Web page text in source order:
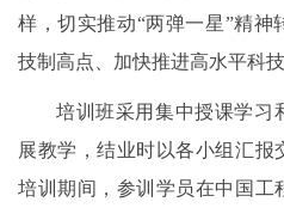
样，切实推动“两弹一星”精神
技制高点、加快推进高水平科
培训班采用集中授课学习
展教学，结业时以各小组汇报
培训期间，参训学员在中国工